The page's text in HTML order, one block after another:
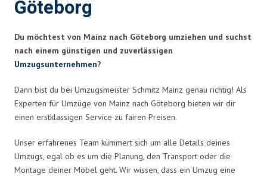
Göteborg
Du möchtest von Mainz nach Göteborg umziehen und suchst
nach einem günstigen und zuverlässigen
Umzugsunternehmen?
Dann bist du bei Umzugsmeister Schmitz Mainz genau richtig! Als
Experten für Umzüge von Mainz nach Göteborg bieten wir dir
einen erstklassigen Service zu fairen Preisen.
Unser erfahrenes Team kümmert sich um alle Details deines
Umzugs, egal ob es um die Planung, den Transport oder die
Montage deiner Möbel geht. Wir wissen, dass ein Umzug eine